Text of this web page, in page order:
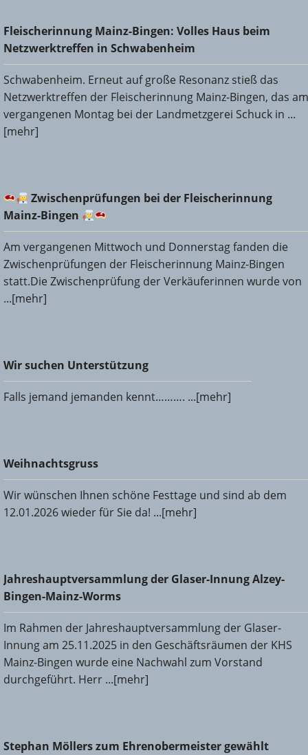
Fleischerinnung Mainz-Bingen: Volles Haus beim
Netzwerktreffen in Schwabenheim
Fleischerinnung Mainz-Bingen: Volles Haus beim
Netzwerktreffen in Schwabenheim
Schwabenheim. Erneut auf große Resonanz stieß das
Netzwerktreffen der Fleischerinnung Mainz-Bingen, das am
vergangenen Montag bei der Landmetzgerei Schuck in ...
[mehr]
Zwischenprüfungen bei der Fleischerinnung Mainz-
Bingen
Zwischenprüfungen bei der Fleischerinnung
Mainz-Bingen
Am vergangenen Mittwoch und Donnerstag fanden die
Zwischenprüfungen der Fleischerinnung Mainz-Bingen
statt.Die Zwischenprüfung der Verkäuferinnen wurde von
...[mehr]
Wir suchen Unterstützung
Wir suchen Unterstützung
Falls jemand jemanden kennt………. ...[mehr]
Weihnachtsgruss
Weihnachtsgruss
Wir wünschen Ihnen schöne Festtage und sind ab dem
12.01.2026 wieder für Sie da! ...[mehr]
Jahreshauptversammlung der Glaser-Innung Alzey-Bingen-
Mainz-Worms
Jahreshauptversammlung der Glaser-Innung Alzey-
Bingen-Mainz-Worms
Im Rahmen der Jahreshauptversammlung der Glaser-
Innung am 25.11.2025 in den Geschäftsräumen der KHS
Mainz-Bingen wurde eine Nachwahl zum Vorstand
durchgeführt. Herr ...[mehr]
Stephan Möllers zum Ehrenobermeister gewählt
Stephan Möllers zum Ehrenobermeister gewählt